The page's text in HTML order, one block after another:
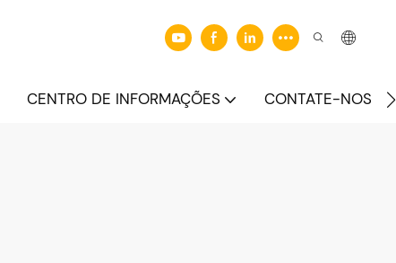
CENTRO DE INFORMAÇÕES CONTATE-NOS